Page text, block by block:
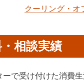
クーリング・オ
相談実績
で受け付けた消費